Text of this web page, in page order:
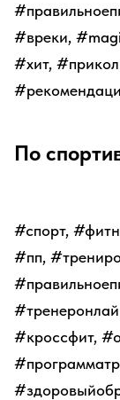
#вреки,
#хит,
По
#спорт,
#пп,
#кроссфит,